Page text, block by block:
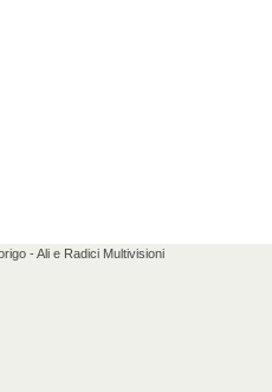
- Ali e Radici Multivisioni